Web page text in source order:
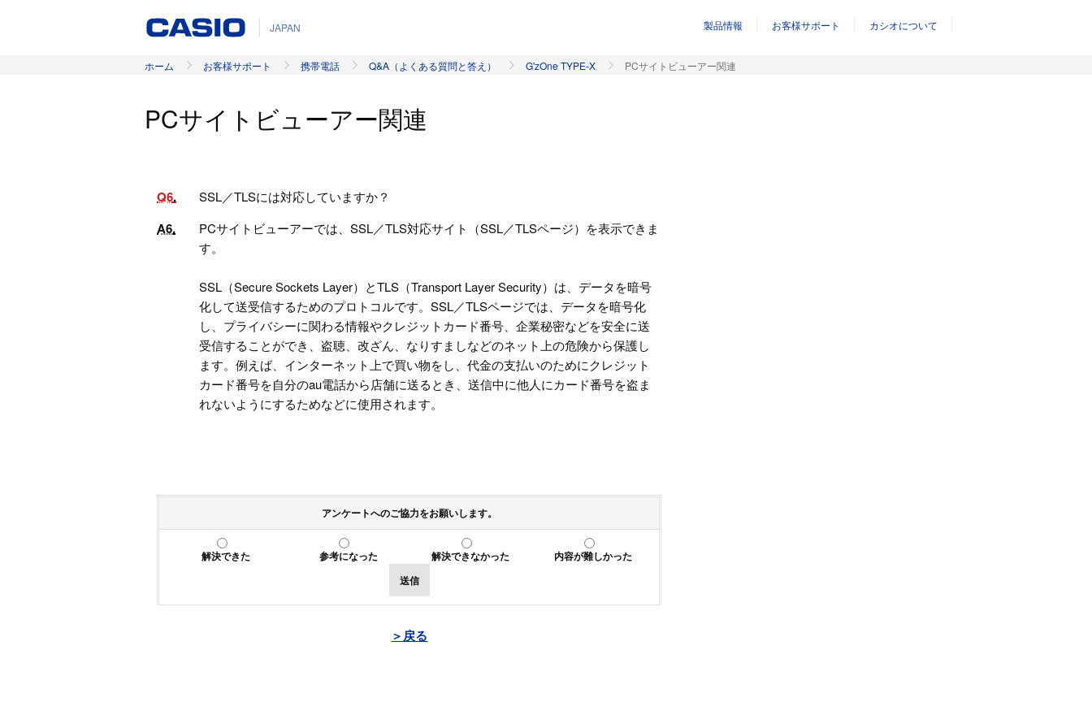
JAPAN 製品情報 お客様サポート カシオについて
ホーム お客様サポート 携帯電話 Q&A（よくある質問と答え） G'zOne TYPE-X PCサイトビューアー関連
PCサイトビューアー関連
Q6 SSL／TLSには対応していますか？
A6
PCサイトビューアーでは、SSL／TLS対応サイト（SSL／TLSページ）を表示できま
す。
SSL（Secure Sockets Layer）とTLS（Transport Layer Security）は、データを暗号
化して送受信するためのプロトコルです。SSL／TLSページでは、データを暗号化
し、プライバシーに関わる情報やクレジットカード番号、企業秘密などを安全に送
受信することができ、盗聴、改ざん、なりすましなどのネット上の危険から保護し
ます。例えば、インターネット上で買い物をし、代金の支払いのためにクレジット
カード番号を自分のau電話から店舗に送るとき、送信中に他人にカード番号を盗ま
れないようにするためなどに使用されます。
アンケートへのご協力をお願いします。
解決できた 参考になった 解決できなかった
内容が難しかった
送信
＞戻る